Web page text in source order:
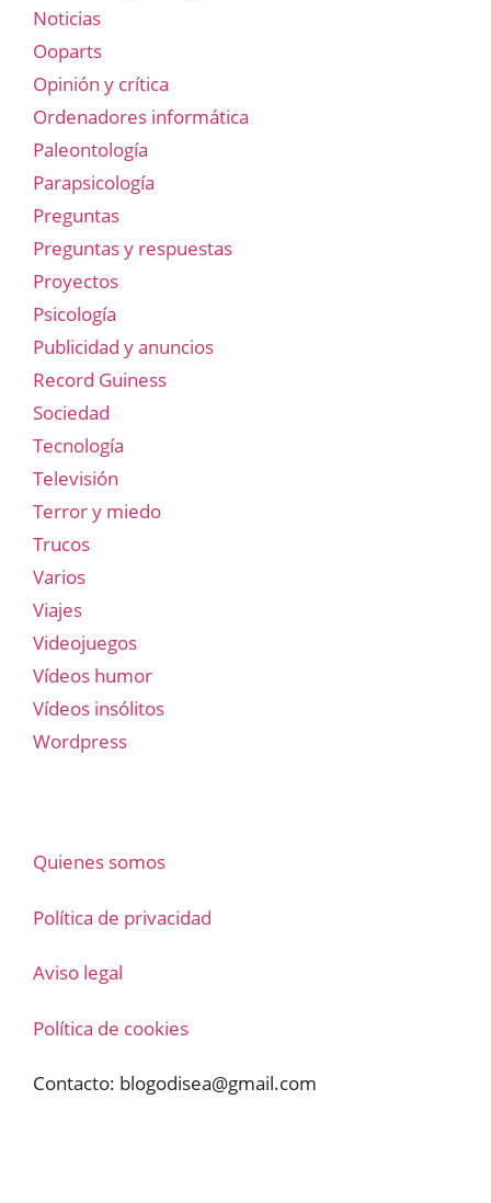
Noticias
Ooparts
Opinión y crítica
Ordenadores informática
Paleontología
Parapsicología
Preguntas
Preguntas y respuestas
Proyectos
Psicología
Publicidad y anuncios
Record Guiness
Sociedad
Tecnología
Televisión
Terror y miedo
Trucos
Varios
Viajes
Videojuegos
Vídeos humor
Vídeos insólitos
Wordpress
Quienes somos
Política de privacidad
Aviso legal
Política de cookies
Contacto: blogodisea@gmail.com